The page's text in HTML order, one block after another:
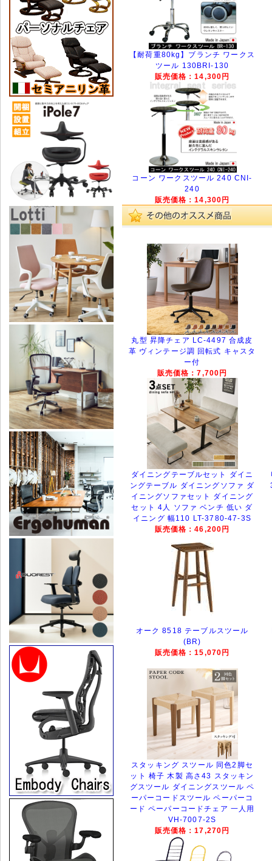
【耐荷重80kg】ブランチ ワークス
ツール 130BRI-130
販売価格：14,300円
コーン ワークスツール 240 CNI-
240
販売価格：14,300円
丸型 昇降チェア LC-4497 合成皮
革 ヴィンテージ調 回転式 キャスタ
ー付
販売価格：7,700円
ダイニングテーブルセット ダイニ
ングテーブル ダイニングソファ ダ
イニングソファセット ダイニング
セット 4人 ソファ ベンチ 低い ダ
イニング 幅110 LT-3780-47-3S
販売価格：46,200円
オーク 8518 テーブルスツール
(BR)
販売価格：15,070円
スタッキング スツール 同色2脚セ
ット 椅子 木製 高さ43 スタッキン
グスツール ダイニングスツール ペ
ーパーコードスツール ペーパーコ
ード ペーパーコードチェア 一人用
VH-7007-2S
販売価格：17,270円